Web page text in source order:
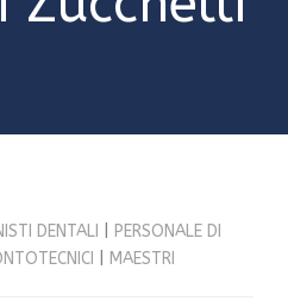
DENTALI
PERSONALE DI
MAESTRI